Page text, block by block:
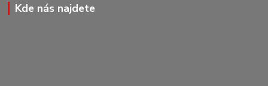
Kde nás najdete